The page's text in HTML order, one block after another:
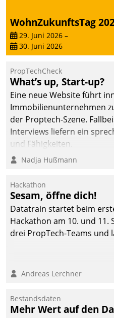
Dienstleisterauftrag.
WohnZukunftsTag
29. Juni 2026 –
30. Juni 2026
PropTechCheck
What’s up, Start-up?
Eine neue Website führt
Immobilienunternehmen
der Proptech-Szene.
Interviews liefern ein
und Fähigkeiten.
Nadja Hußmann
Hackathon
Sesam, öffne dich!
Datatrain startet beim
Hackathon am 10. und 11.
drei PropTech-Teams und
Andreas Lerchner
Bestandsdaten
Mehr Wert auf den